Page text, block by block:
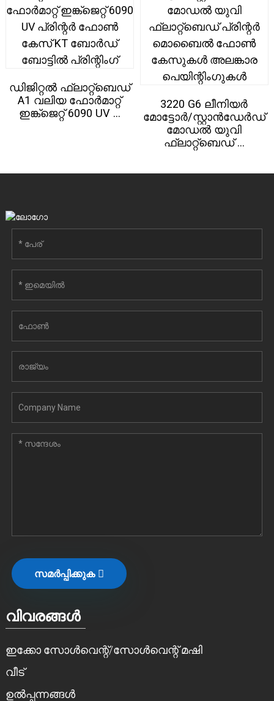
ഡിജിറ്റൽ ഫ്ലാറ്റ്ബെഡ്
A1 വലിയ ഫോർമാറ്റ്
ഇങ്ക്ജെറ്റ് 6090 UV ...
3220 G6 ലീനിയർ
മോട്ടോർ/സ്റ്റാൻഡേർഡ്
മോഡൽ യുവി
ഫ്ലാറ്റ്ബെഡ് ...
സമർപ്പിക്കുക
വിവരങ്ങൾ
ഇക്കോ സോൾവെന്റ്/സോൾവെന്റ് മഷി
വീട്
ഉൽപ്പന്നങ്ങൾ